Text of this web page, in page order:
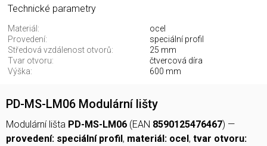
Technické parametry
Materiál:
ocel
Provedení:
speciální profil
Středová vzdálenost otvorů:
25 mm
Tvar otvoru:
čtvercová díra
Výška:
600 mm
PD-MS-LM06 Modulární lišty
Modulární lišta PD-MS-LM06 (EAN 8590125476467) —
provedení: speciální profil , materiál: ocel , tvar otvoru: